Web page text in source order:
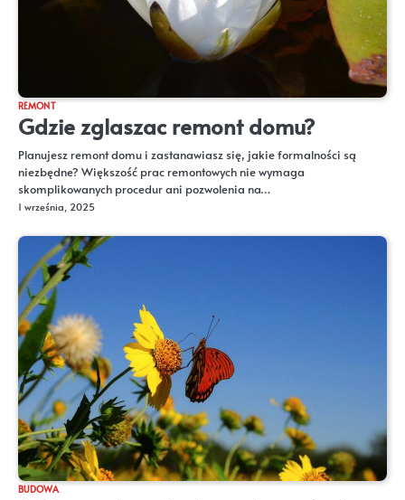
REMONT
Gdzie zglaszac remont domu?
Planujesz remont domu i zastanawiasz się, jakie formalności są
niezbędne? Większość prac remontowych nie wymaga
skomplikowanych procedur ani pozwolenia na…
1 września, 2025
BUDOWA